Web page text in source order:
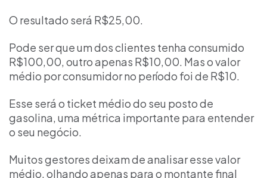
O resultado será R$25,00.
Pode ser que um dos clientes tenha consumido
R$100,00, outro apenas R$10,00. Mas o valor
médio por consumidor no período foi de R$10.
Esse será o ticket médio do seu posto de
gasolina, uma métrica importante para entender
o seu negócio.
Muitos gestores deixam de analisar esse valor
médio, olhando apenas para o montante final